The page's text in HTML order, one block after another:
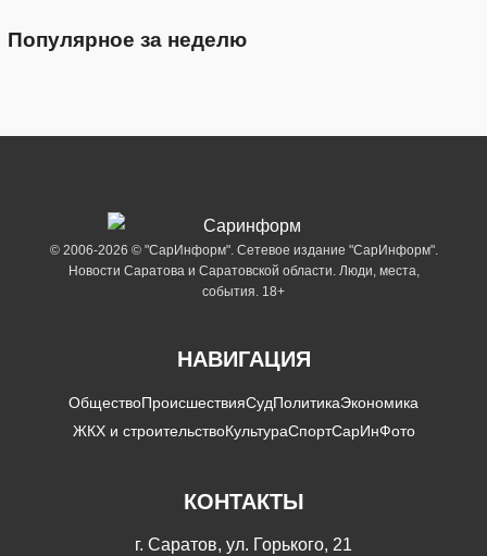
Популярное за неделю
© 2006-2026 © "СарИнформ". Сетевое издание "СарИнформ".
Новости Саратова и Саратовской области. Люди, места,
события. 18+
НАВИГАЦИЯ
ОбществоПроисшествияСудПолитикаЭкономика
ЖКХ и строительствоКультураСпортСарИнФото
КОНТАКТЫ
г. Саратов, ул. Горького, 21